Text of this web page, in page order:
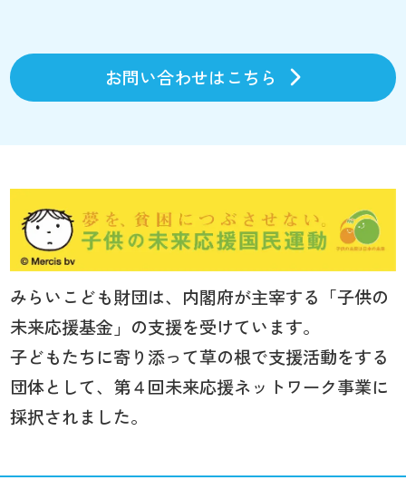
お問い合わせはこちら
みらいこども財団は、内閣府が主宰する「子供の
未来応援基金」の支援を受けています。
子どもたちに寄り添って草の根で支援活動をする
団体として、第４回未来応援ネットワーク事業に
採択されました。